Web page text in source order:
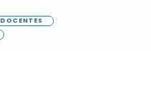
DOCENTES